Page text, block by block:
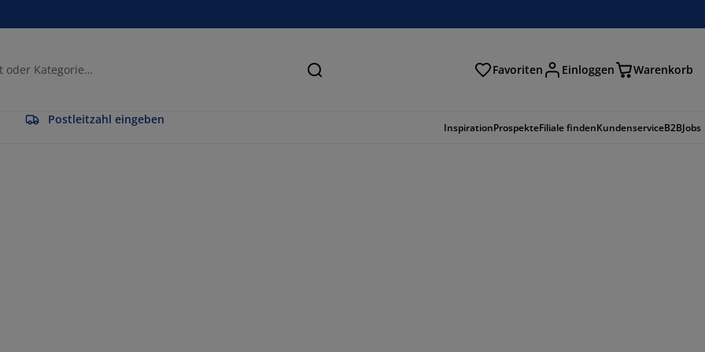
Suchen Favoriten Einloggen Warenkorb
Postleitzahl eingeben
InspirationProspekteFiliale findenKundenserviceB2BJobs